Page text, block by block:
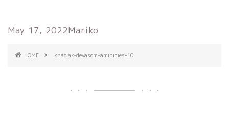
May 17, 2022Mariko
HOME khaolak-devasom-aminities-10